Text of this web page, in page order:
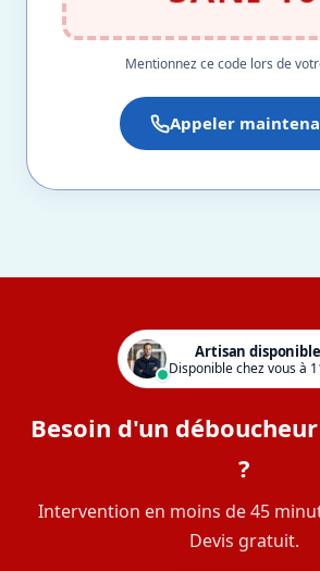
Mentionnez ce code lors de
Appeler
Artisan disponible
Disponible chez vous à
Besoin d'un
?
Intervention en moins de 45
Devis gratuit.